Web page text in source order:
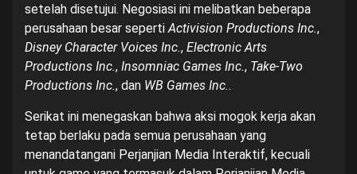
setelah disetujui. Negosiasi ini melibatkan beberapa
perusahaan besar sepertiActivision Productions Inc.,
Disney Character Voices Inc., Electronic Arts
Productions Inc., Insomniac Games Inc., Take-Two
Productions Inc., dan WB Games Inc..
Serikat ini menegaskan bahwa aksi mogok kerja akan
tetap berlaku pada semua perusahaan yang
menandatangani Perjanjian Media Interaktif, kecuali